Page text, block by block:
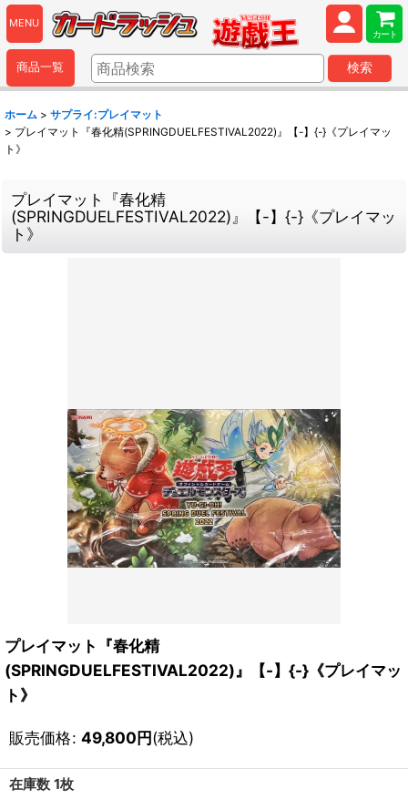
MENU
カート
商品一覧 検索
ホーム > サプライ:プレイマット
> プレイマット『春化精(SPRINGDUELFESTIVAL2022)』【-】{-}《プレイマッ
ト》
プレイマット『春化精
(SPRINGDUELFESTIVAL2022)』【-】{-}《プレイマッ
ト》
プレイマット『春化精
(SPRINGDUELFESTIVAL2022)』【-】{-}《プレイマッ
ト》
販売価格: 49,800円(税込)
在庫数 1枚